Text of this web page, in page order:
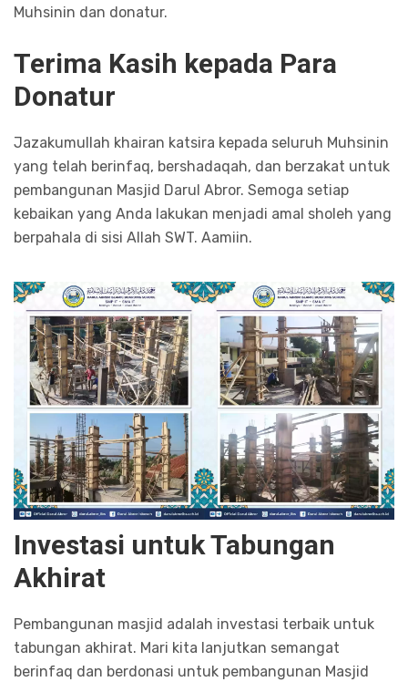
Muhsinin dan donatur.
Terima Kasih kepada Para
Donatur
Jazakumullah khairan katsira kepada seluruh Muhsinin
yang telah berinfaq, bershadaqah, dan berzakat untuk
pembangunan Masjid Darul Abror. Semoga setiap
kebaikan yang Anda lakukan menjadi amal sholeh yang
berpahala di sisi Allah SWT. Aamiin.
Investasi untuk Tabungan
Akhirat
Pembangunan masjid adalah investasi terbaik untuk
tabungan akhirat. Mari kita lanjutkan semangat
berinfaq dan berdonasi untuk pembangunan Masjid